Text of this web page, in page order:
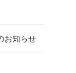
お知らせ